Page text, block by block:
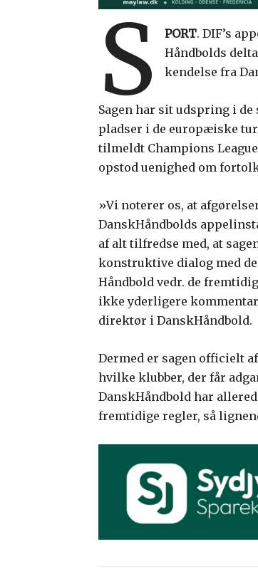
S PORT. DIF’s
Håndbolds
kendelse fra
Sagen har sit udspring i
pladser i de europæiske
tilmeldt Champions
opstod uenighed om
»Vi noterer os, at
DanskHåndbolds
af alt tilfredse med, at
konstruktive dialog med
Håndbold vedr. de
ikke yderligere
direktør i DanskHåndbold.
Dermed er sagen officielt
hvilke klubber, der får
DanskHåndbold har
fremtidige regler, så